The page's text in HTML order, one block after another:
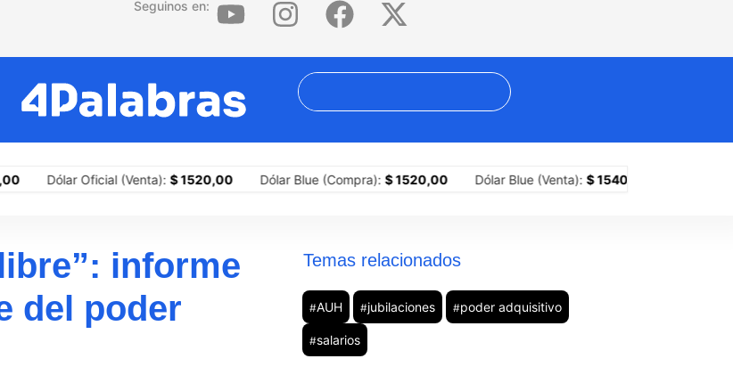
Seguinos en:
¿Por qué la agresión es una estrategia central del tecnocapitalismo? Crisis yerbatera: impulsan ley de emergencia
Oficial (Venta):$ 1520,00 Dólar Blue (Compra):$ 1520,00 Dólar Blue (Venta):$ 1540,00 Dólar MEP (Compra):
informe
del poder
Temas relacionados
#AUH #jubilaciones #poder adquisitivo
#salarios